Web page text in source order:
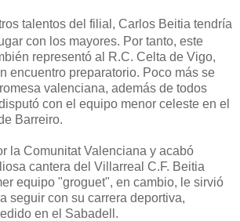
talentos del filial, Carlos Beitia tendría
con los mayores. Por tanto, este
representó al R.C. Celta de Vigo,
encuentro preparatorio. Poco más se
valenciana, además de todos
con el equipo menor celeste en el
Barreiro.
la Comunitat Valenciana y acabó
cantera del Villarreal C.F. Beitia
equipo "groguet", en cambio, le sirvió
seguir con su carrera deportiva,
en el Sabadell.